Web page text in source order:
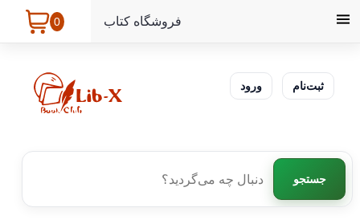
0 فروشگاه کتاب
ورود ثبت‌نام
جستجو